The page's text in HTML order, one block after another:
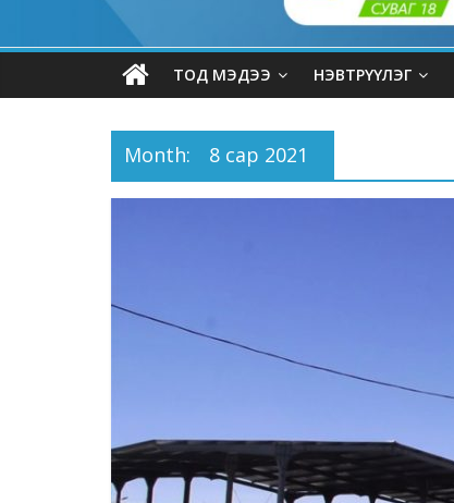
ТОД МЭДЭЭ НЭВТРҮҮЛЭГ
Month: 8 сар 2021